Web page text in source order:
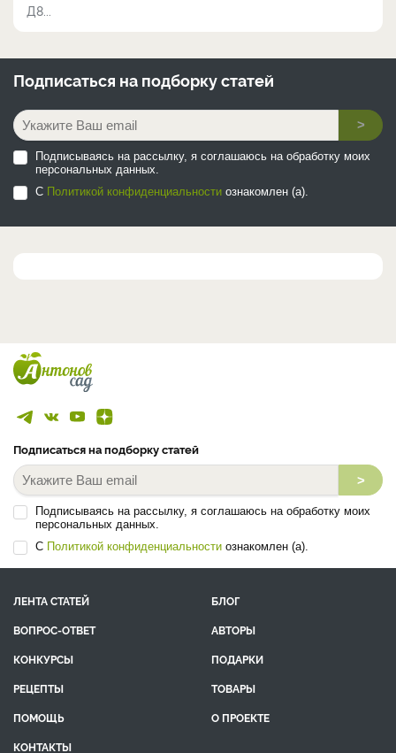
Д8...
Подписаться на подборку статей
>
Подписываясь на рассылку, я соглашаюсь на обработку моих
персональных данных.
С Политикой конфиденциальности ознакомлен (а).
Подписаться на подборку статей
>
Подписываясь на рассылку, я соглашаюсь на обработку моих
персональных данных.
С Политикой конфиденциальности ознакомлен (а).
ЛЕНТА СТАТЕЙ
БЛОГ
ВОПРОС-ОТВЕТ
АВТОРЫ
КОНКУРСЫ
ПОДАРКИ
РЕЦЕПТЫ
ТОВАРЫ
ПОМОЩЬ
О ПРОЕКТЕ
КОНТАКТЫ